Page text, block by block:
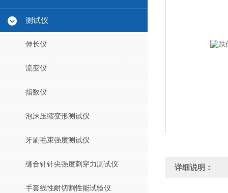
测试仪
伸长仪
流变仪
指数仪
泡沫压缩变形测试仪
牙刷毛束强度测试仪
缝合针针尖强度刺穿力测试仪
手套线性耐切割性能试验仪
详细说明：